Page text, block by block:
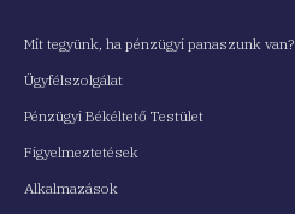
Mit tegyünk, ha pénzügyi panaszunk van?
Ügyfélszolgálat
Pénzügyi Békéltető Testület
Figyelmeztetések
Alkalmazások